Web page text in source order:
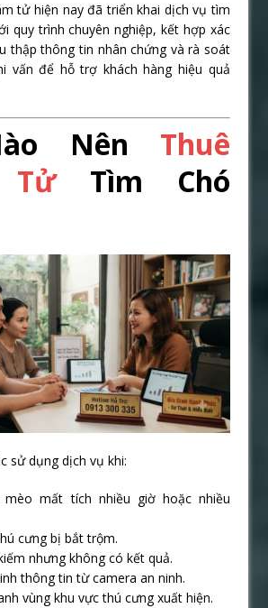
tử hiện nay đã triển khai dịch vụ tìm
quy trình chuyên nghiệp, kết hợp xác
thập thông tin nhân chứng và rà soát
vấn để hỗ trợ khách hàng hiệu quả
Nên Thuê
TửTìm Chó
sử dụng dịch vụ khi:
mèo mất tích nhiều giờ hoặc nhiều
cưng bị bắt trộm.
nhưng không có kết quả.
thông tin từ camera an ninh.
vùng khu vực thú cưng xuất hiện.